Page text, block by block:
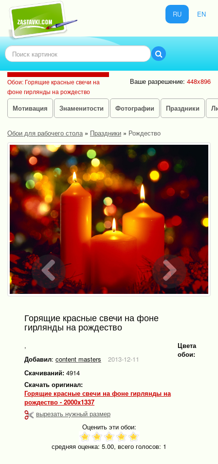
RU EN
Обои: Горящие красные свечи на
фоне гирлянды на рождество
Ваше разрешение: 448x896
Мотивация Знаменитости Фотографии Праздники
Обои для рабочего стола» Праздники » Рождество
Горящие красные свечи на фоне
гирлянды на рождество
,
Добавил: content masters
2013-12-11
Скачиваний: 4914
Скачать оригинал:
Горящие красные свечи на фоне гирлянды на
рождество - 2000x1337
вырезать нужный размер
Цвета
обои:
Оценить эти обои:
средняя оценка: 5.00, всего голосов: 1